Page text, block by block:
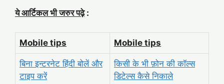
ये आर्टिकल भी जरुर पढ़े:
Mobile tips Mobile tips
बिना इन्टरनेट हिंदी बोलें और
टाइप करें
किसी के भी फ़ोन की कॉल्स
डिटेल्स कैसे निकाले